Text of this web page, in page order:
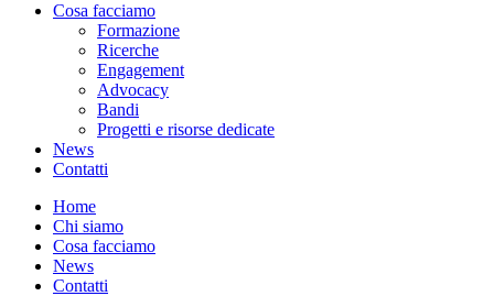
Cosa facciamo
Formazione
Ricerche
Engagement
Advocacy
Bandi
Progetti e risorse dedicate
News
Contatti
Home
Chi siamo
Cosa facciamo
News
Contatti